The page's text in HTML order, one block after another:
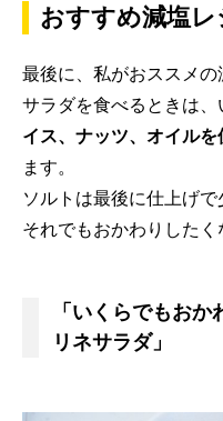
おすすめ減塩レ
最後に、私がおススメの
サラダを食べるときは
イス、ナッツ、オイル
ます。
ソルトは最後に仕上げで
それでもおかわりしたく
「いくらでもお
リネサラダ」